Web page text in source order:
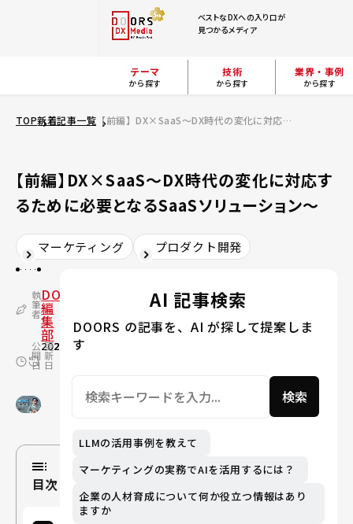
ベストなDXへの入り口が
見つかるメディア
テーマ
から探す
技術
から探す
業界・事例
から探す
TOP新着記事一覧 【前編】DX×SaaS～DX時代の変化に対応するために必要となるSaaSソリューション～
【前編】DX×SaaS～DX時代の変化に対応す
るために必要となるSaaSソリューション～
マーケティング プロダクト開発
執
筆
者
DOORS
編
集
部
公
開
日
2020.12.03
更
新
日
2024.02.20
目次
AI 記事検索
DOORS の記事を、AI が探して提案しま
す
検索
LLMの活用事例を教えて
マーケティングの実務でAIを活用するには？
企業の人材育成について何か役立つ情報はあり
ますか